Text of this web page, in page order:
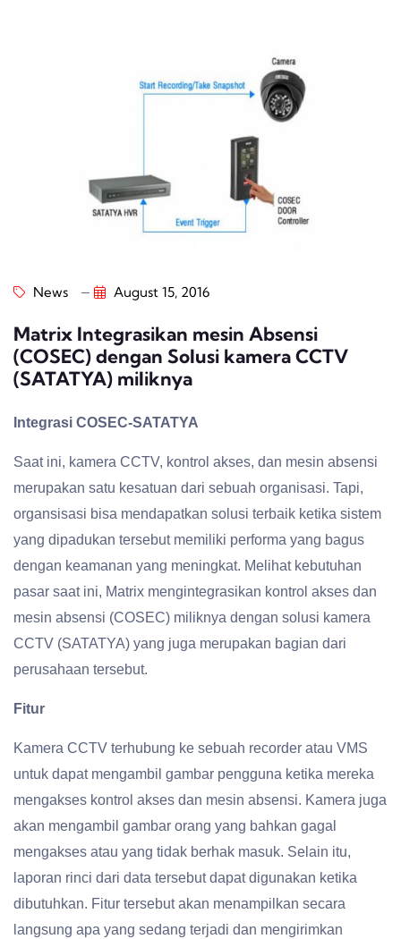
News August 15, 2016
Matrix Integrasikan mesin Absensi
(COSEC) dengan Solusi kamera CCTV
(SATATYA) miliknya
Integrasi COSEC-SATATYA
Saat ini, kamera CCTV, kontrol akses, dan mesin absensi
merupakan satu kesatuan dari sebuah organisasi. Tapi,
organsisasi bisa mendapatkan solusi terbaik ketika sistem
yang dipadukan tersebut memiliki performa yang bagus
dengan keamanan yang meningkat. Melihat kebutuhan
pasar saat ini, Matrix mengintegrasikan kontrol akses dan
mesin absensi (COSEC) miliknya dengan solusi kamera
CCTV (SATATYA) yang juga merupakan bagian dari
perusahaan tersebut.
Fitur
Kamera CCTV terhubung ke sebuah recorder atau VMS
untuk dapat mengambil gambar pengguna ketika mereka
mengakses kontrol akses dan mesin absensi. Kamera juga
akan mengambil gambar orang yang bahkan gagal
mengakses atau yang tidak berhak masuk. Selain itu,
laporan rinci dari data tersebut dapat digunakan ketika
dibutuhkan. Fitur tersebut akan menampilkan secara
langsung apa yang sedang terjadi dan mengirimkan